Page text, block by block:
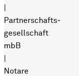
Partnerschafts­
gesellschaft
mbB
Notare